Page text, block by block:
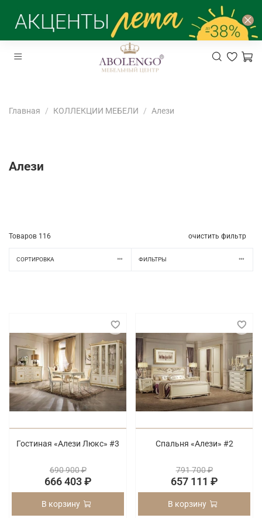
Главная КОЛЛЕКЦИИ МЕБЕЛИ Алези
Алези
Товаров 116 очистить фильтр
СОРТИРОВКА ФИЛЬТРЫ
Гостиная «Алези Люкс» #3
690 900 ₽
666 403 ₽
В корзину
Спальня «Алези» #2
791 700 ₽
657 111 ₽
В корзину